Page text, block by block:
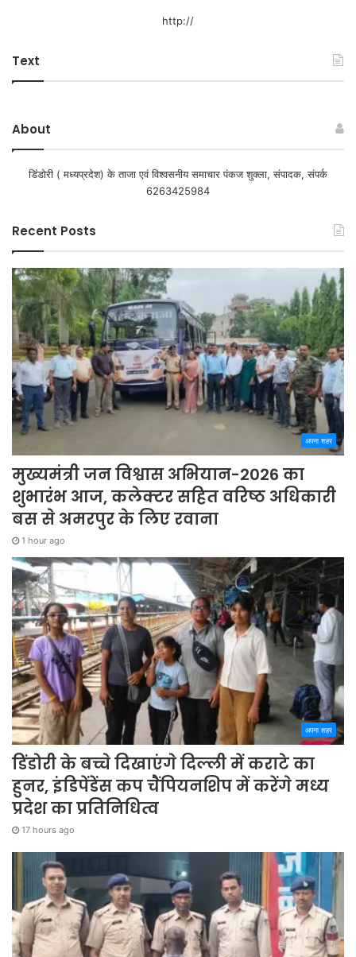
http://
Text
About
डिंडोरी ( मध्यप्रदेश) के ताजा एवं विश्वसनीय समाचार पंकज शुक्ला, संपादक, संपर्क
6263425984
Recent Posts
अपना शहर
मुख्यमंत्री जन विश्वास अभियान-2026 का
शुभारंभ आज, कलेक्टर सहित वरिष्ठ अधिकारी
बस से अमरपुर के लिए रवाना
1 hour ago
अपना शहर
डिंडोरी के बच्चे दिखाएंगे दिल्ली में कराटे का
हुनर, इंडिपेंडेंस कप चैंपियनशिप में करेंगे मध्य
प्रदेश का प्रतिनिधित्व
17 hours ago